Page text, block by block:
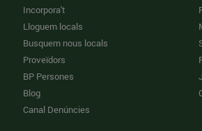
Incorpora't
Lloguem locals
Busquem nous locals
Proveïdors
BP Persones
Blog
Canal Denúncies